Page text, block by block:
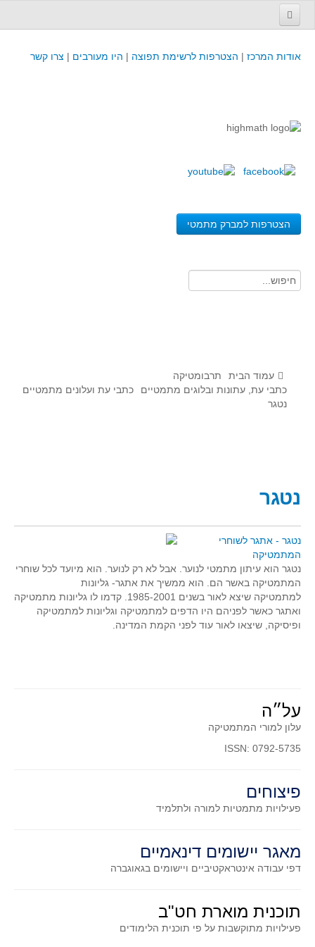
אודות המרכז | הצטרפות לרשימת תפוצה | היו מעורבים | צרו קשר
הצטרפות למברק מתמטי
קורסים והשתלמויות של מרכז המורים - כולל תוצרים
קורסים, כנסים והשתלמויות בארץ - מידע לשנה זו
משאבי הוראה ולמידה
לומדים בחט"ע
בית ספר יסודי
תוצרים מימי עיון וסדנאות - "קשר חם"
סרטוני הדגמה
יישומים דינאמיים
פיצוחים
אלגברה
אלגברה
פונקציות
חדו"א
סטטיסטיקה והסתברות
הסתברות
פונקציות וחדו"א
פונקצית הישר
פונקציה ריבועית
פונקצית השורש
פונקציה רציונאלית
בעיות קיצון
עמוד הבית
תרבומטיקה
כתבי עת, עתונות ובלוגים מתמטיים
כתבי עת ועלונים מתמטיים
נטגר
נטגר
נטגר - אתגר לשוחרי
המתמטיקה
נטגר הוא עיתון מתמטי לנוער. אבל לא רק לנוער. הוא מיועד לכל שוחרי
המתמטיקה באשר הם. הוא ממשיך את אתגר- גליונות
למתמטיקה שיצא לאור בשנים 1985-2001. קדמו לו גליונות מתמטיקה
ואתגר כאשר לפניהם היו הדפים למתמטיקה וגליונות למתמטיקה
ופיסיקה, שיצאו לאור עוד לפני הקמת המדינה.
על״ה
עלון למורי המתמטיקה
ISSN: 0792-5735
פיצוחים
פעילויות מתמטיות למורה ולתלמיד
מאגר יישומים דינאמיים
דפי עבודה אינטראקטיביים ויישומים בגאוגברה
תוכנית מוארת חט"ב
פעילויות מתוקשבות על פי תוכנית הלימודים